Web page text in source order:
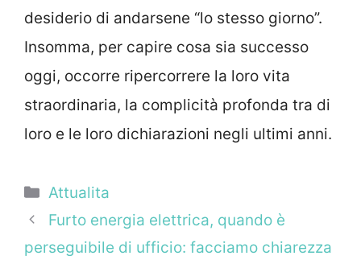
desiderio di andarsene “lo stesso giorno”.
Insomma, per capire cosa sia successo
oggi, occorre ripercorrere la loro vita
straordinaria, la complicità profonda tra di
loro e le loro dichiarazioni negli ultimi anni.
Categorie
Attualita
Furto energia elettrica, quando è
perseguibile di ufficio: facciamo chiarezza